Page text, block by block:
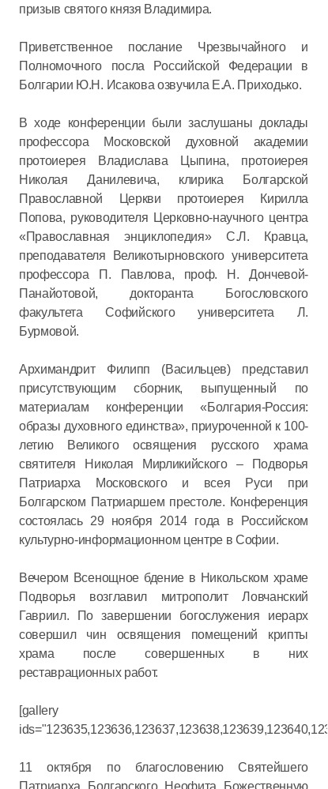
призыв святого князя Владимира.
Приветственное послание Чрезвычайного и
Полномочного посла Российской Федерации в
Болгарии Ю.Н. Исакова озвучила Е.А. Приходько.
В ходе конференции были заслушаны доклады
профессора Московской духовной академии
протоиерея Владислава Цыпина, протоиерея
Николая Данилевича, клирика Болгарской
Православной Церкви протоиерея Кирилла
Попова, руководителя Церковно-научного центра
«Православная энциклопедия» С.Л. Кравца,
преподавателя Великотырновского университета
профессора П. Павлова, проф. Н. Дончевой-
Панайотовой, докторанта Богословского
факультета Софийского университета Л.
Бурмовой.
Архимандрит Филипп (Васильцев) представил
присутствующим сборник, выпущенный по
материалам конференции «Болгария-Россия:
образы духовного единства», приуроченной к 100-
летию Великого освящения русского храма
святителя Николая Мирликийского – Подворья
Патриарха Московского и всея Руси при
Болгарском Патриаршем престоле. Конференция
состоялась 29 ноября 2014 года в Российском
культурно-информационном центре в Софии.
Вечером Всенощное бдение в Никольском храме
Подворья возглавил митрополит Ловчанский
Гавриил. По завершении богослужения иерарх
совершил чин освящения помещений крипты
храма после совершенных в них
реставрационных работ.
[gallery
11 октября по благословению Святейшего
Патриарха Болгарского Неофита Божественную